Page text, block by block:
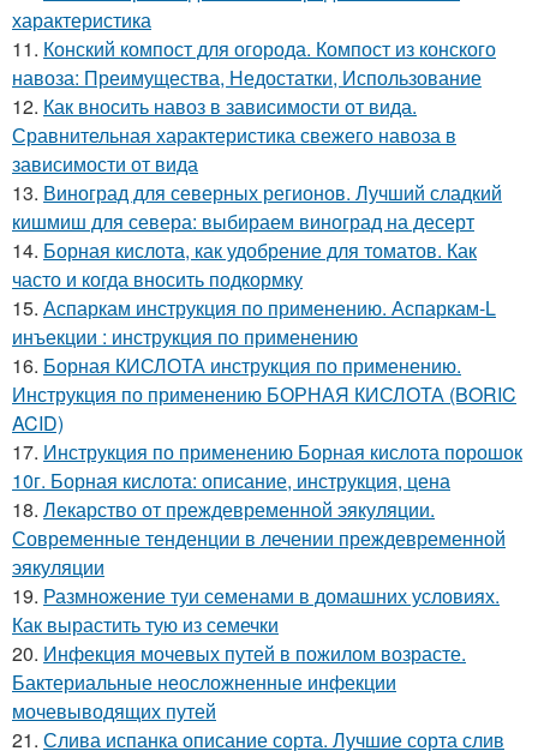
характеристика
11. Конский компост для огорода. Компост из конского
навоза: Преимущества, Недостатки, Использование
12. Как вносить навоз в зависимости от вида.
Сравнительная характеристика свежего навоза в
зависимости от вида
13. Виноград для северных регионов. Лучший сладкий
кишмиш для севера: выбираем виноград на десерт
14. Борная кислота, как удобрение для томатов. Как
часто и когда вносить подкормку
15. Аспаркам инструкция по применению. Аспаркам-L
инъекции : инструкция по применению
16. Борная КИСЛОТА инструкция по применению.
Инструкция по применению БОРНАЯ КИСЛОТА (BORIC
ACID)
17. Инструкция по применению Борная кислота порошок
10г. Борная кислота: описание, инструкция, цена
18. Лекарство от преждевременной эякуляции.
Современные тенденции в лечении преждевременной
эякуляции
19. Размножение туи семенами в домашних условиях.
Как вырастить тую из семечки
20. Инфекция мочевых путей в пожилом возрасте.
Бактериальные неосложненные инфекции
мочевыводящих путей
21. Слива испанка описание сорта. Лучшие сорта слив